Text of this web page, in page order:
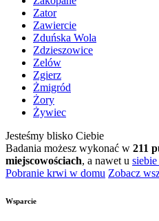
Zator
Zawiercie
Zduńska Wola
Zdzieszowice
Zelów
Zgierz
Żmigród
Żory
Żywiec
Jesteśmy blisko Ciebie
Badania możesz wykonać w 211
miejscowościach, a nawet u
Pobranie krwi w domu Zobacz
Wsparcie